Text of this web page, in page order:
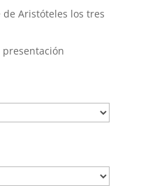
de Aristóteles los tres